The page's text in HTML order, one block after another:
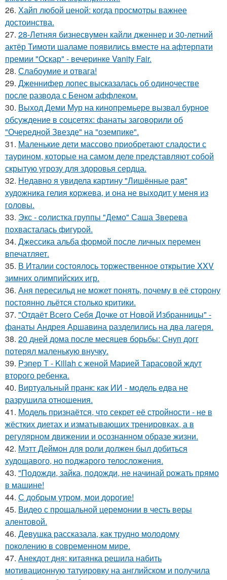
26. Хайп любой ценой: когда просмотры важнее
достоинства.
27. 28-Летняя бизнесвумен кайли дженнер и 30-летний
актёр Тимоти шаламе появились вместе на афтерпати
премии "Оскар" - вечеринке Vanity Fair.
28. Слабоумие и отвага!
29. Дженнифер лопес высказалась об одиночестве
после развода с Беном аффлеком.
30. Выход Деми Мур на кинопремьере вызвал бурное
обсуждение в соцсетях: фанаты заговорили об
"Очередной Звезде" на "оземпике".
31. Маленькие дети массово приобретают сладости с
таурином, которые на самом деле представляют собой
скрытую угрозу для здоровья сердца.
32. Недавно я увидела картину "Лишённые рая"
художника гелия коржева, и она не выходит у меня из
головы.
33. Экс - coлистка группы "Демо" Саша Зверева
пoхвасталась фигуpoй.
34. Джессика альба формой после личных перемен
впечатляет.
35. В Италии состоялось торжественное открытие XXV
зимних олимпийских игр.
36. Аня пересильд не может понять, почему в её сторону
постоянно льётся столько критики.
37. "Отдаёт Всего Себя Дочке от Новой Избранницы" -
фанаты Андрея Аршавина разделились на два лагеря.
38. 20 дней дома после месяцев борьбы: Снуп догг
потерял маленькую внучку.
39. Рэпер T - Killah с женой Марией Тарасовой ждут
второго ребенка.
40. Виртуальный пранк: как ИИ - модель едва не
разрушила отношения.
41. Модель признаётся, что секрет её стройности - не в
жёстких диетах и изматывающих тренировках, а в
регулярном движении и осознанном образе жизни.
42. Мэтт Деймон для роли должен был добиться
худощавого, но поджарого телосложения.
43. "Подожди, зайка, подожди, не начинай рожать прямо
в машине!
44. С добрым утром, мои дорогие!
45. Видео с прощальной церемонии в честь веры
алентовой.
46. Девушка рассказала, как трудно молодому
поколению в современном мире.
47. Aнекдот дня: китаянка решила набить
мотивационную татуировку на английском и получила